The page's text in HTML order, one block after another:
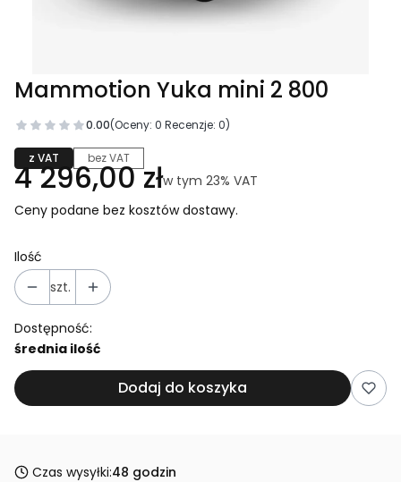
Mammotion Yuka mini 2 800
0.00(Oceny: 0 Recenzje: 0)
z VAT bez VAT
Cena
4 296,00 złw tym 23% VAT
w tym 23% VAT
Ceny podane bez kosztów dostawy.
Ilość
szt.
Dostępność:
średnia ilość
Dodaj do koszyka
Czas wysyłki:48 godzin